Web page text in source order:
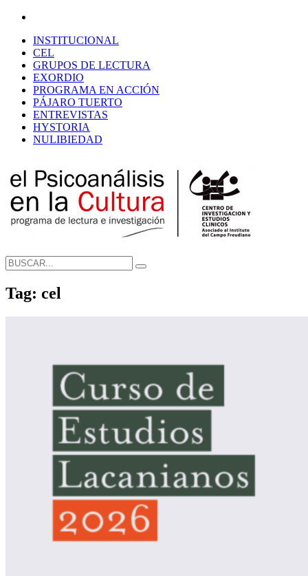
INSTITUCIONAL
CEL
GRUPOS DE LECTURA
EXORDIO
PROGRAMA EN ACCIÓN
PÁJARO TUERTO
ENTREVISTAS
HYSTORIA
NULIBIEDAD
Tag: cel